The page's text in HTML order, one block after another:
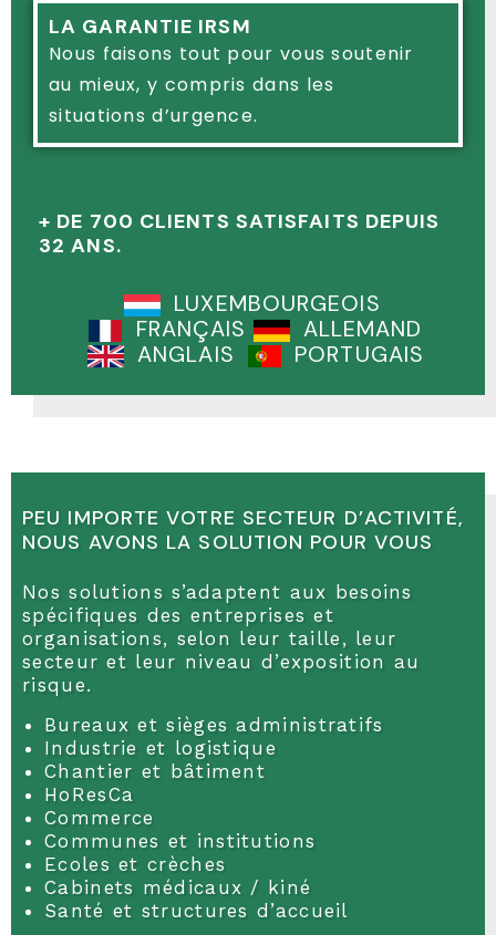
LA GARANTIE IRSM
Nous faisons tout pour vous soutenir
au mieux, y compris dans les
situations d’urgence.
+ DE 700 CLIENTS SATISFAITS DEPUIS
32 ANS.
LUXEMBOURGEOIS
FRANÇAIS
ALLEMAND
ANGLAIS
PORTUGAIS
PEU IMPORTE VOTRE SECTEUR D’ACTIVITÉ,
NOUS AVONS LA SOLUTION POUR VOUS
Nos solutions s’adaptent aux besoins
spécifiques des entreprises et
organisations, selon leur taille, leur
secteur et leur niveau d’exposition au
risque.
Bureaux et sièges administratifs
Industrie et logistique
Chantier et bâtiment
HoResCa
Commerce
Communes et institutions
Ecoles et crèches
Cabinets médicaux / kiné
Santé et structures d’accueil